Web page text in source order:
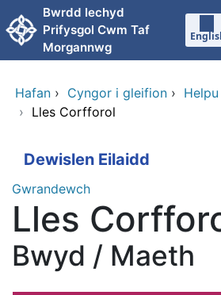
Neidio i'r prif gynnwy
Bwrdd Iechyd
Prifysgol Cwm Taf
Morgannwg
Hafan › Cyngor i gleifion ›
› Lles Corfforol
Dewislen Eilaidd
Gwrandewch
Lles
Bwyd / Maeth